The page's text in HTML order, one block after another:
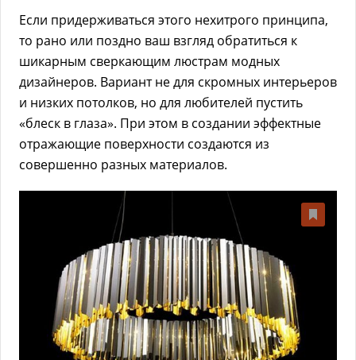
Если придерживаться этого нехитрого принципа,
то рано или поздно ваш взгляд обратиться к
шикарным сверкающим люстрам модных
дизайнеров. Вариант не для скромных интерьеров
и низких потолков, но для любителей пустить
«блеск в глаза». При этом в создании эффектные
отражающие поверхности создаются из
совершенно разных материалов.